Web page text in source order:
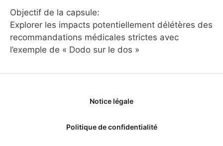
Objectif de la capsule:
Explorer les impacts potentiellement délétères des
recommandations médicales strictes avec
l’exemple de « Dodo sur le dos »
Notice légale
Politique de confidentialité